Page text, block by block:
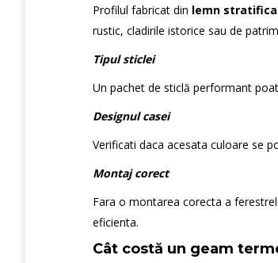
Profilul fabricat din lemn
rustic, cladirile istorice sau de
Tipul sticlei
Un pachet de sticlă performant
Designul casei
Verificati daca acesata culoare se
Montaj corect
Fara o montarea corecta a
eficienta.
Cât costă un geam